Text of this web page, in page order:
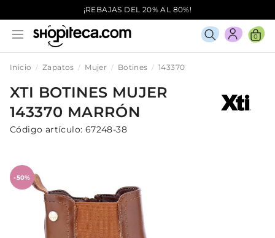
¡REBAJAS DEL 20% AL 80%!
0
Inicio Zapatos Mujer Botines 143370
XTI BOTINES MUJER
143370 MARRÓN
Código artículo: 67248-38
-50%